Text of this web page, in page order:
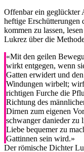
Offenbar ein geglückter
heftige Erschütterungen
kommen zu lassen,
Lukrez über die
«Mit den geilen
wirkt entgegen, wenn
Gatten erwidert und
Windungen wirbelt;
richtigen Furche die
Richtung des
Dirnen zum eigenen
schwanger danieder zu
Liebe bequemer zu
Gattinnen sein wird.»
Der römische Dichter